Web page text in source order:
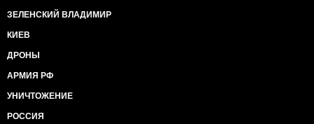
ЗЕЛЕНСКИЙ ВЛАДИМИР
КИЕВ
ДРОНЫ
АРМИЯ РФ
УНИЧТОЖЕНИЕ
РОССИЯ